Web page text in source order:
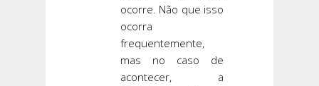
ocorre. Não que isso
ocorra
frequentemente,
mas no caso de
acontecer, a